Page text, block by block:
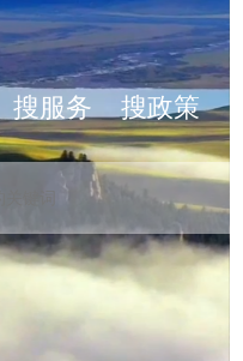
搜服务 搜政策